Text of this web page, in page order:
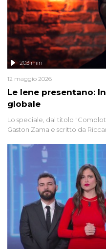
Le Iene presentano:
globale
203 min
12 maggio 2026
Lo speciale, dal titolo
Gaston Zama e scritto da
racconta l'universo delle
globali e del complottismo
social network, talk show,